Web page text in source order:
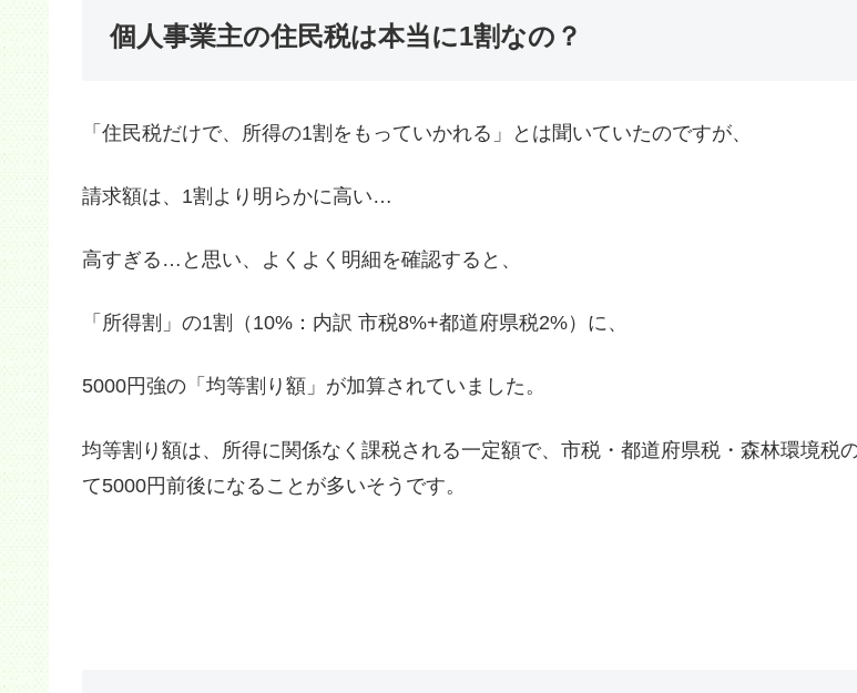
個人事業主の住民税は本当に1割なの？
「住民税だけで、所得の1割をもっていかれる」とは聞いていたのですが、
請求額は、1割より明らかに高い…
高すぎる…と思い、よくよく明細を確認すると、
「所得割」の1割（10%：内訳 市税8%+都道府県税2%）に、
5000円強の「均等割り額」が加算されていました。
均等割り額は、所得に関係なく課税される一定額で、市税・都道府県税・森林環境税
て5000円前後になることが多いそうです。